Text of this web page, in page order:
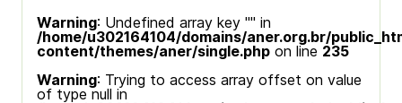
Warning: Undefined array key "" in
/home/u302164104/domains/aner.org.br/
content/themes/aner/single.php on line 235
Warning: Trying to access array offset on value
of type null in